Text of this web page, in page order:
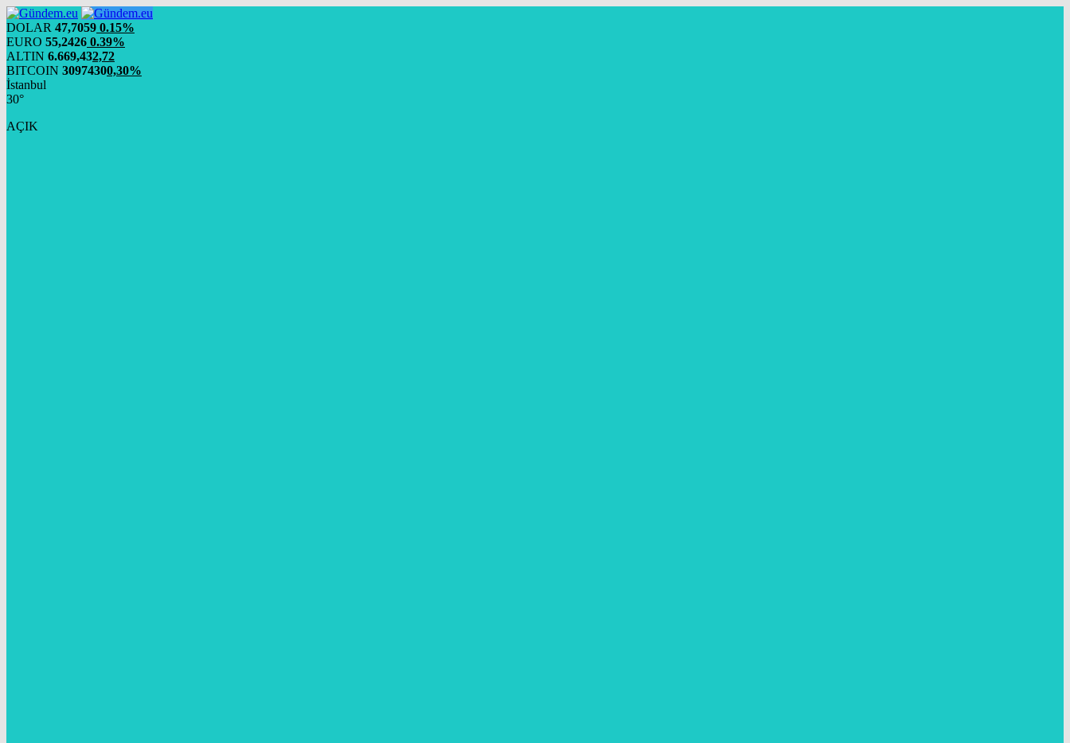
DOLAR 47,7059 0.15%
EURO 55,2426 0.39%
ALTIN 6.669,432,72
BITCOIN 30974300,30%
İstanbul
30°
AÇIK